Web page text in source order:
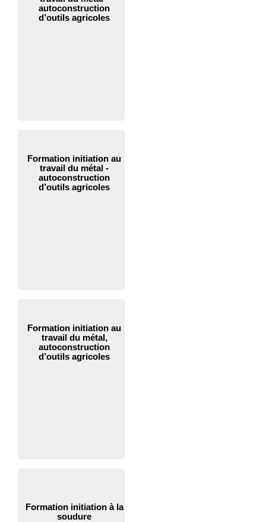
autoconstruction
d’outils agricoles
Formation initiation au
travail du métal -
autoconstruction
d’outils agricoles
Formation initiation au
travail du métal,
autoconstruction
d’outils agricoles
Formation initiation à la
soudure